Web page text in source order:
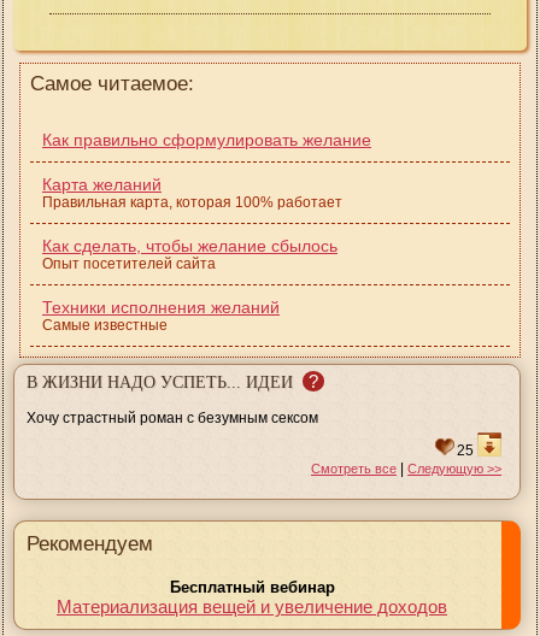
Самое читаемое:
Как правильно сформулировать желание
Карта желаний
Правильная карта, которая 100% работает
Как сделать, чтобы желание сбылось
Опыт посетителей сайта
Техники исполнения желаний
Самые известные
В ЖИЗНИ НАДО УСПЕТЬ... ИДЕИ ?
Хочу страстный роман с безумным сексом
25
Смотреть все | Следующую >>
Рекомендуем
Бесплатный вебинар
Материализация вещей и увеличение доходов